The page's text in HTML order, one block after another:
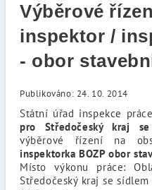
Výběrové
inspektor /
- obor
Publikováno: 24. 10. 2014
Státní úřad inspekce
pro Středočeský kraj
výběrové řízení na
inspektorka BOZP obor
Místo výkonu práce:
Středočeský kraj se sídlem